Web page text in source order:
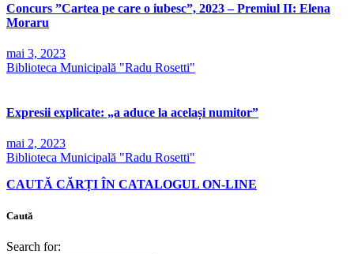
Concurs ”Cartea pe care o iubesc”, 2023 – Premiul II: Elena
Moraru
mai 3, 2023
Biblioteca Municipală "Radu Rosetti"
Expresii explicate: „a aduce la același numitor”
mai 2, 2023
Biblioteca Municipală "Radu Rosetti"
CAUTĂ CĂRȚI ÎN CATALOGUL ON-LINE
Caută
Search for: